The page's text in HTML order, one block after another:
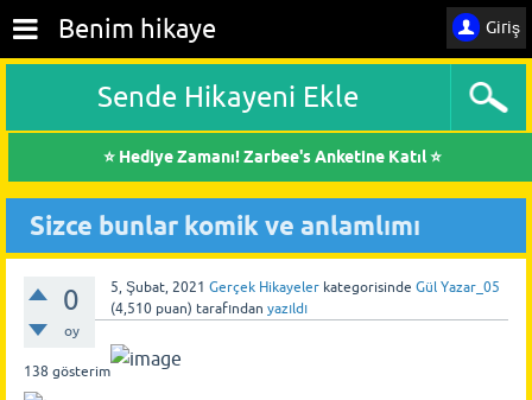
Giriş
Benim hikaye
Sende Hikayeni Ekle
⭐ Hediye Zamanı! Zarbee's Anketine Katıl ⭐
Sizce bunlar komik ve anlamlımı
0
oy
138 gösterim
5, Şubat, 2021 Gerçek Hikayeler kategorisinde Gül Yazar_05
(4,510 puan) tarafından yazıldı